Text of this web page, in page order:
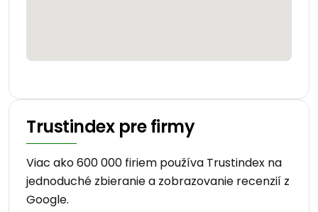
Trustindex pre firmy
Viac ako 600 000 firiem používa Trustindex na
jednoduché zbieranie a zobrazovanie recenzií z
Google.